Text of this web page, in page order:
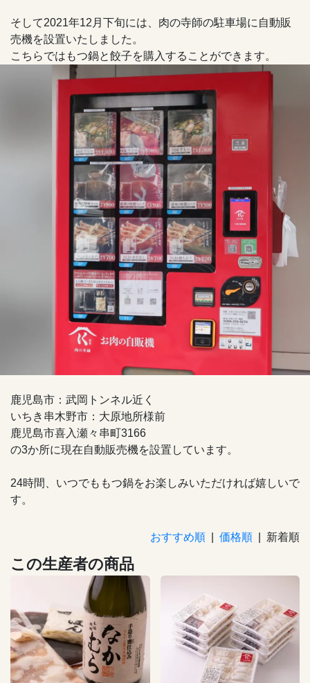
そして2021年12月下旬には、肉の寺師の駐車場に自動販
売機を設置いたしました。
こちらではもつ鍋と餃子を購入することができます。
鹿児島市：武岡トンネル近く
いちき串木野市：大原地所様前
鹿児島市喜入瀬々串町3166
の3か所に現在自動販売機を設置しています。
24時間、いつでももつ鍋をお楽しみいただければ嬉しいで
す。
おすすめ順 価格順 | 新着順
この生産者の商品